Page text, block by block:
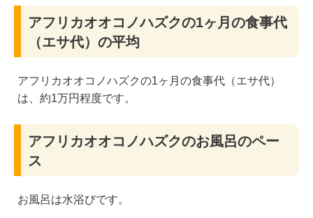
アフリカオオコノハズクの1ヶ月の食事代
（エサ代）の平均
アフリカオオコノハズクの1ヶ月の食事代（エサ代）
は、約1万円程度です。
アフリカオオコノハズクのお風呂のペー
ス
お風呂は水浴びです。